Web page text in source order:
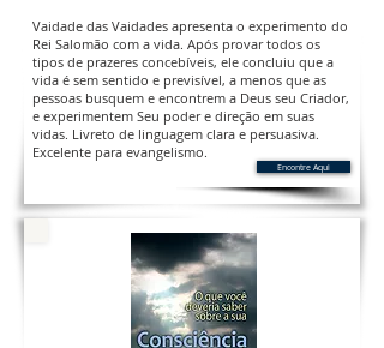
Vaidade das Vaidades apresenta o experimento do
Rei Salomão com a vida. Após provar todos os
tipos de prazeres concebíveis, ele concluiu que a
vida é sem sentido e previsível, a menos que as
pessoas busquem e encontrem a Deus seu Criador,
e experimentem Seu poder e direção em suas
vidas. Livreto de linguagem clara e persuasiva.
Excelente para evangelismo.
Encontre Aqui